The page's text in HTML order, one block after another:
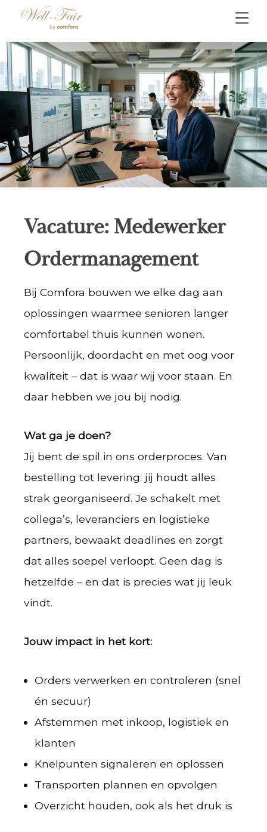
Vacature: Medewerker
Ordermanagement
Bij Comfora bouwen we elke dag aan
oplossingen waarmee senioren langer
comfortabel thuis kunnen wonen.
Persoonlijk, doordacht en met oog voor
kwaliteit – dat is waar wij voor staan. En
daar hebben we jou bij nodig.
Wat ga je doen?
Jij bent de spil in ons orderproces. Van
bestelling tot levering: jij houdt alles
strak georganiseerd. Je schakelt met
collega’s, leveranciers en logistieke
partners, bewaakt deadlines en zorgt
dat alles soepel verloopt. Geen dag is
hetzelfde – en dat is precies wat jij leuk
vindt.
Jouw impact in het kort:
Orders verwerken en controleren (snel
én secuur)
Afstemmen met inkoop, logistiek en
klanten
Knelpunten signaleren en oplossen
Transporten plannen en opvolgen
Overzicht houden, ook als het druk is